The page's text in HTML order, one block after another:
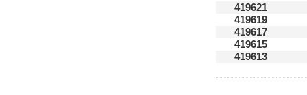
419621
419619
419617
419615
419613